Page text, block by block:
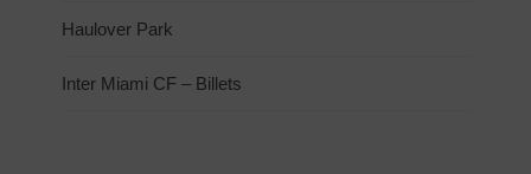
Haulover Park
Inter Miami CF – Billets